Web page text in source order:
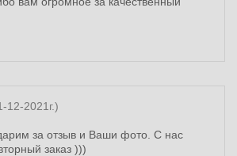
12-2021г.)
за отзыв и Ваши фото. С нас
заказ )))